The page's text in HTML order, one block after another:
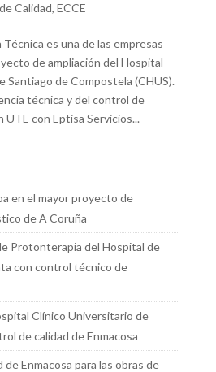
Calidad, ECCE
es una de las empresas
de ampliación del Hospital
Santiago de Compostela (CHUS).
técnica y del control de
UTE con Eptisa Servicios...
en el mayor proyecto de
de A Coruña
Protonterapia del Hospital de
con control técnico de
Clínico Universitario de
de calidad de Enmacosa
Enmacosa para las obras de